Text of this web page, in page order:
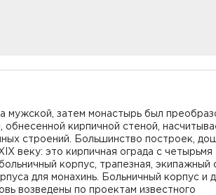
мужской, затем монастырь был
кирпичной стеной,
строений. Большинство построек,
веку: это кирпичная ограда с четырьмя
корпус, трапезная, экипажный
для монахинь. Больничный корпус и
возведены по проектам известного